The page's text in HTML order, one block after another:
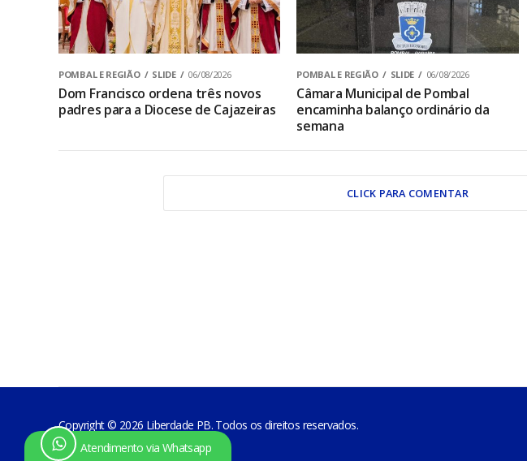
POMBAL E REGIÃO SLIDE 06/08/2026
Dom Francisco ordena três novos
padres para a Diocese de Cajazeiras
POMBAL E REGIÃO SLIDE 06/08/2026
Câmara Municipal de Pombal
encaminha balanço ordinário da
semana
CLICK PARA COMENTAR
Atendimento via Whatsapp
Copyright © 2026 Liberdade PB. Todos os direitos reservados.